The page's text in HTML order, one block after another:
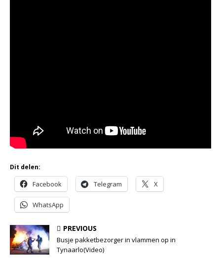
Dit delen:
Facebook Telegram X
WhatsApp
PREVIOUS
Busje pakketbezorger in vlammen op in
Tynaarlo(Video)